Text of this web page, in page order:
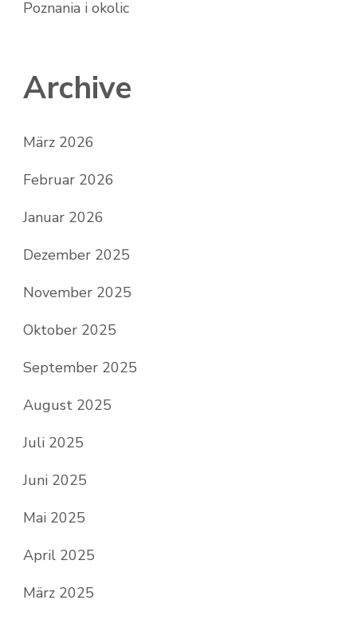
Poznania i okolic
Archive
März 2026
Februar 2026
Januar 2026
Dezember 2025
November 2025
Oktober 2025
September 2025
August 2025
Juli 2025
Juni 2025
Mai 2025
April 2025
März 2025